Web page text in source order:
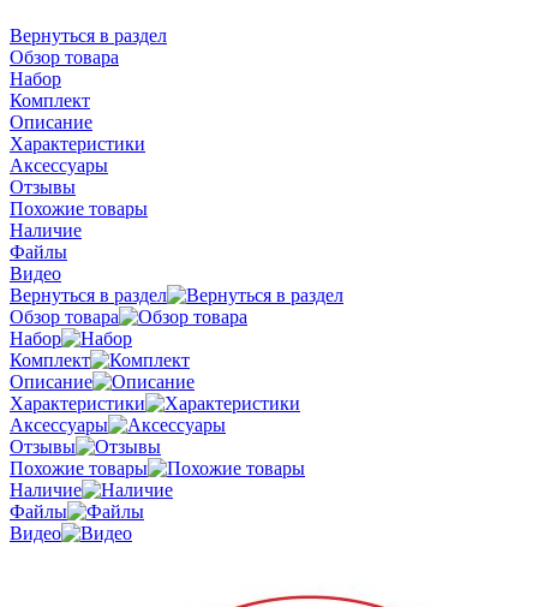
Вернуться в раздел
Обзор товара
Набор
Комплект
Описание
Характеристики
Аксессуары
Отзывы
Похожие товары
Наличие
Файлы
Видео
Вернуться в раздел
Обзор товара
Набор
Комплект
Описание
Характеристики
Аксессуары
Отзывы
Похожие товары
Наличие
Файлы
Видео